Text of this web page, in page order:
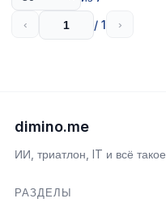
‹ / 1 ›
dimino.me
ИИ, триатлон, IT и всё такое
РАЗДЕЛЫ